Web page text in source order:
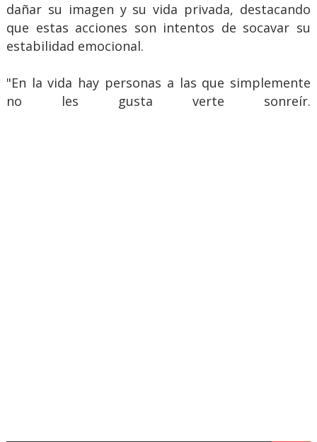
dañar su imagen y su vida privada, destacando
que estas acciones son intentos de socavar su
estabilidad emocional.
"En la vida hay personas a las que simplemente
no les gusta verte sonreír.